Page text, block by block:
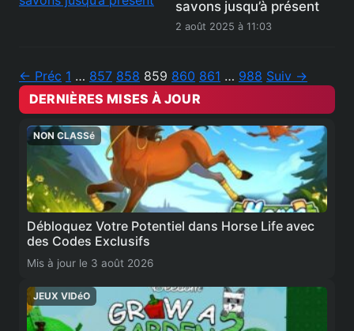
savons jusqu’à présent
2 août 2025 à 11:03
← Préc 1 … 857 858 859 860 861 … 988 Suiv →
DERNIÈRES MISES À JOUR
NON CLASSé
Débloquez Votre Potentiel dans Horse Life avec
des Codes Exclusifs
Mis à jour le 3 août 2026
JEUX VIDéO